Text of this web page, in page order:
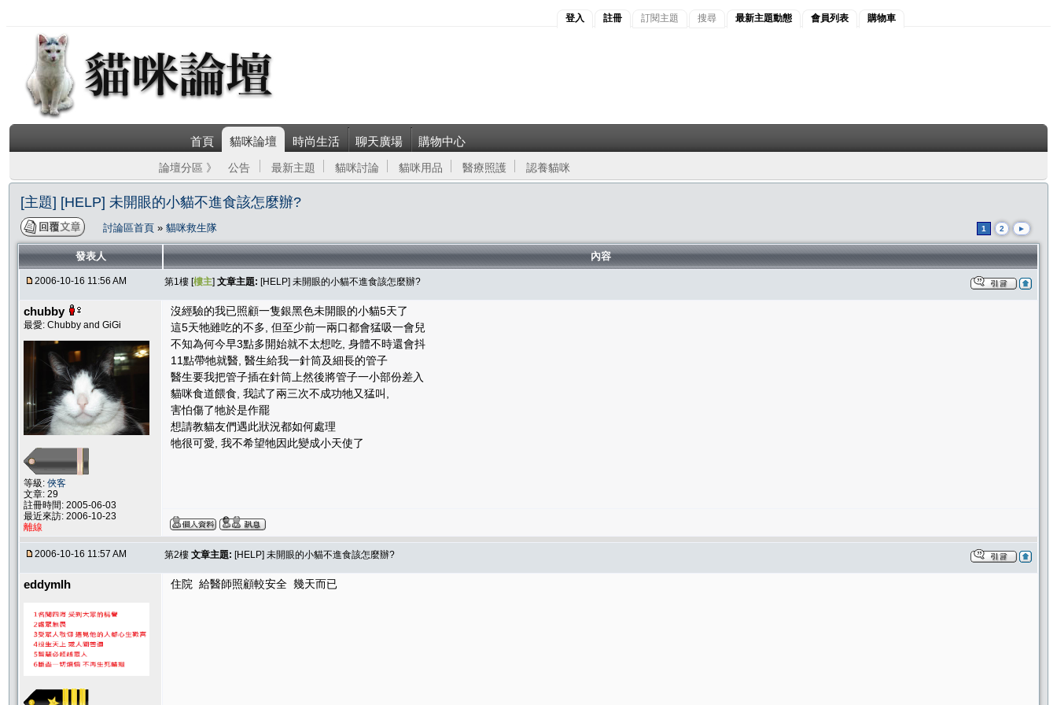
登入 註冊 訂閱主題 搜尋 最新主題動態 會員列表 購物車
首頁 貓咪論壇 時尚生活 聊天廣場 購物中心
論壇分區 》 公告 最新主題 貓咪討論 貓咪用品 醫療照護 認養貓咪
[主題] [HELP] 未開眼的小貓不進食該怎麼辦?
討論區首頁 » 貓咪救生隊 1 2 ►
發表人 內容
2006-10-16 11:56 AM 第1樓 [樓主] 文章主題: [HELP] 未開眼的小貓不進食該怎麼辦?
chubby
最愛: Chubby and GiGi
等級: 俠客
文章: 29
註冊時間: 2005-06-03
最近來訪: 2006-10-23
離線
沒經驗的我已照顧一隻銀黑色未開眼的小貓5天了
這5天牠雖吃的不多, 但至少前一兩口都會猛吸一會兒
不知為何今早3點多開始就不太想吃, 身體不時還會抖
11點帶牠就醫, 醫生給我一針筒及細長的管子
醫生要我把管子插在針筒上然後將管子一小部份差入
貓咪食道餵食, 我試了兩三次不成功牠又猛叫,
害怕傷了牠於是作罷
想請教貓友們遇此狀況都如何處理
牠很可愛, 我不希望牠因此變成小天使了
2006-10-16 11:57 AM 第2樓 文章主題: [HELP] 未開眼的小貓不進食該怎麼辦?
eddymlh 住院 給醫師照顧較安全 幾天而已